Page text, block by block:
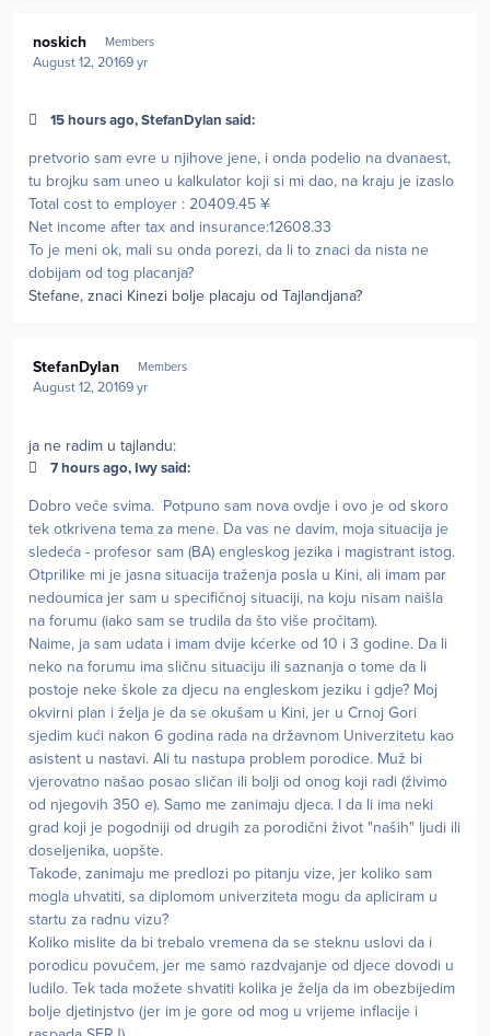
noskich Members
August 12, 20169 yr
15 hours ago, StefanDylan said:
pretvorio sam evre u njihove jene, i onda podelio na dvanaest,
tu brojku sam uneo u kalkulator koji si mi dao, na kraju je izaslo
Total cost to employer : 20409.45 ¥
Net income after tax and insurance:12608.33
To je meni ok, mali su onda porezi, da li to znaci da nista ne
dobijam od tog placanja?
Stefane, znaci Kinezi bolje placaju od Tajlandjana?
StefanDylan Members
August 12, 20169 yr
ja ne radim u tajlandu:
7 hours ago, Iwy said:
Dobro veče svima. Potpuno sam nova ovdje i ovo je od skoro
tek otkrivena tema za mene. Da vas ne davim, moja situacija je
sledeća - profesor sam (BA) engleskog jezika i magistrant istog.
Otprilike mi je jasna situacija traženja posla u Kini, ali imam par
nedoumica jer sam u specifičnoj situaciji, na koju nisam naišla
na forumu (iako sam se trudila da što više pročitam).
Naime, ja sam udata i imam dvije kćerke od 10 i 3 godine. Da li
neko na forumu ima sličnu situaciju ili saznanja o tome da li
postoje neke škole za djecu na engleskom jeziku i gdje? Moj
okvirni plan i želja je da se okušam u Kini, jer u Crnoj Gori
sjedim kući nakon 6 godina rada na državnom Univerzitetu kao
asistent u nastavi. Ali tu nastupa problem porodice. Muž bi
vjerovatno našao posao sličan ili bolji od onog koji radi (živimo
od njegovih 350 e). Samo me zanimaju djeca. I da li ima neki
grad koji je pogodniji od drugih za porodični život "naših" ljudi ili
doseljenika, uopšte.
Takođe, zanimaju me predlozi po pitanju vize, jer koliko sam
mogla uhvatiti, sa diplomom univerziteta mogu da apliciram u
startu za radnu vizu?
Koliko mislite da bi trebalo vremena da se steknu uslovi da i
porodicu povučem, jer me samo razdvajanje od djece dovodi u
ludilo. Tek tada možete shvatiti kolika je želja da im obezbijedim
bolje djetinjstvo (jer im je gore od mog u vrijeme inflacije i